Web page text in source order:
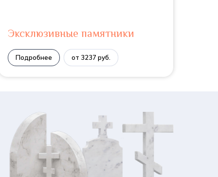
Эксклюзивные памятники
Подробнее от 3237 руб.